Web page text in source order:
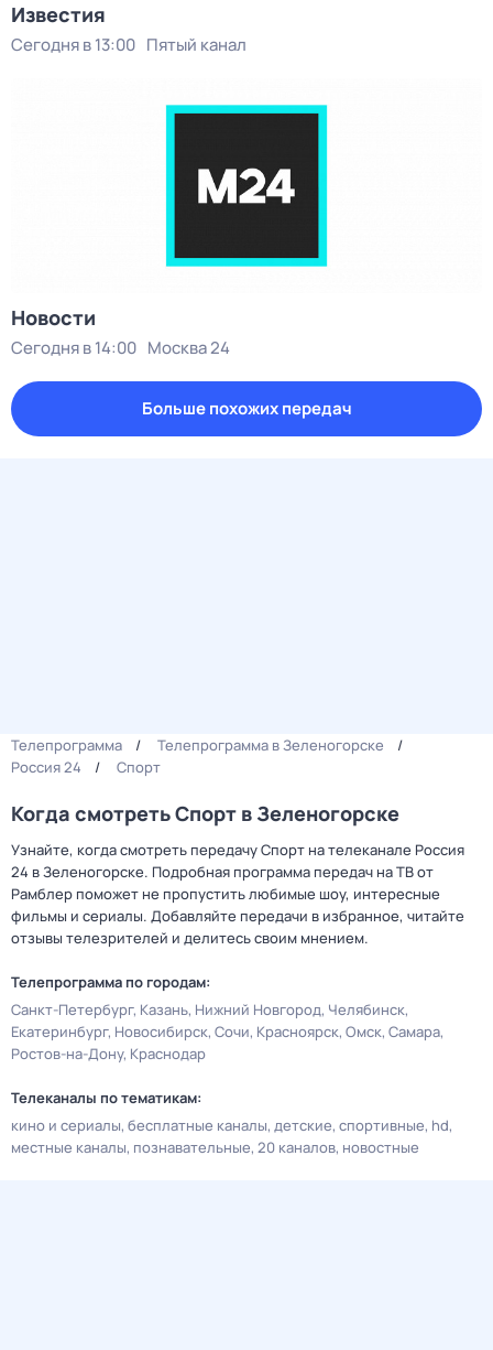
Известия
Сегодня в 13:00 Пятый канал
Новости
Сегодня в 14:00 Москва 24
Больше похожих передач
Телепрограмма
Телепрограмма в Зеленогорске
Россия 24
Спорт
Когда смотреть Спорт в Зеленогорске
Узнайте, когда смотреть передачу Спорт на телеканале Россия
24 в Зеленогорске. Подробная программа передач на ТВ от
Рамблер поможет не пропустить любимые шоу, интересные
фильмы и сериалы. Добавляйте передачи в избранное, читайте
отзывы телезрителей и делитесь своим мнением.
Телепрограмма по городам:
Санкт-Петербург Казань Нижний Новгород Челябинск
Екатеринбург Новосибирск Сочи Красноярск Омск Самара
Ростов-на-Дону Краснодар
Телеканалы по тематикам:
кино и сериалы бесплатные каналы детские спортивные hd
местные каналы познавательные 20 каналов новостные